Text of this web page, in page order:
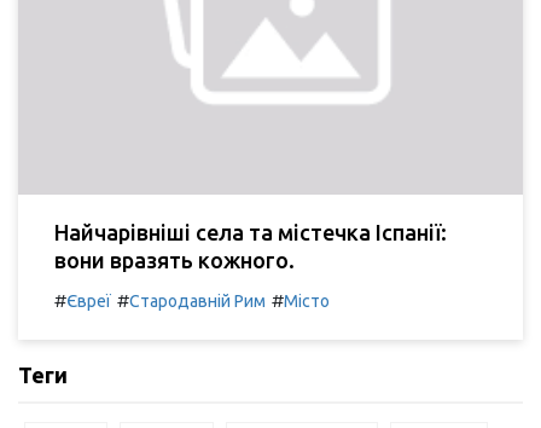
Найчарівніші села та містечка Іспанії:
вони вразять кожного.
#Євреї #Стародавній Рим #Місто
Теги